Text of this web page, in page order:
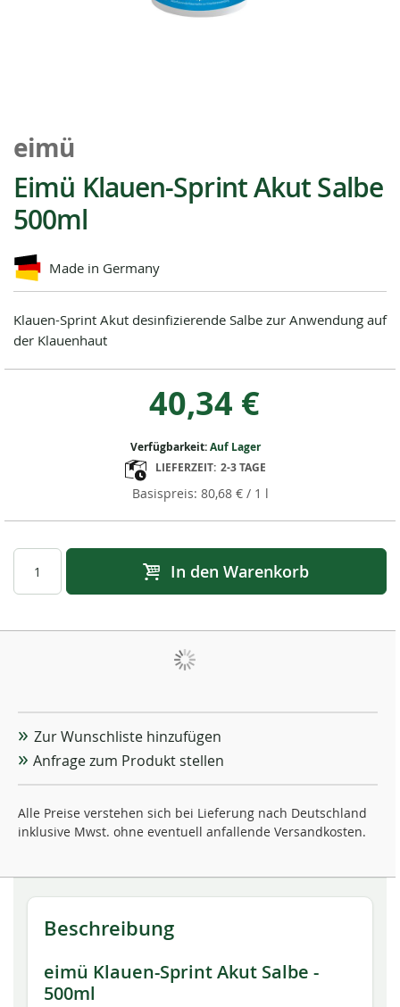
Anfang
der
Bildgalerie
springen
eimü
Eimü Klauen-Sprint Akut Salbe
500ml
Made in Germany
Klauen-Sprint Akut desinfizierende Salbe zur Anwendung auf
der Klauenhaut
40,34 €
80,68 €/ 1 l
Verfügbarkeit:Auf Lager
LIEFERZEIT: 2-3 TAGE
In den Warenkorb
Zur Wunschliste hinzufügen
Anfrage zum Produkt stellen
Alle Preise verstehen sich bei Lieferung nach Deutschland
inklusive Mwst. ohne eventuell anfallende Versandkosten.
Beschreibung
eimü Klauen-Sprint Akut Salbe -
500ml